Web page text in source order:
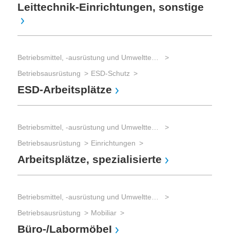
Leittechnik-Einrichtungen, sonstige
Betriebsausrüstung
ESD-Schutz
ESD-Arbeitsplätze
Betriebsausrüstung
Einrichtungen
Arbeitsplätze, spezialisierte
Betriebsausrüstung
Mobiliar
Büro-/LabormöbeI